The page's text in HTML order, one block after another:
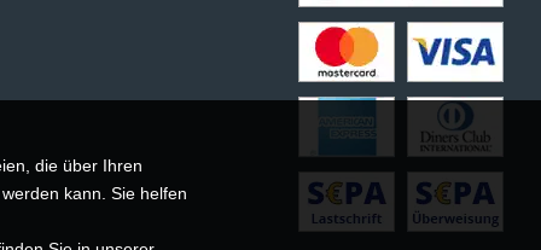
die über Ihren
kann. Sie helfen